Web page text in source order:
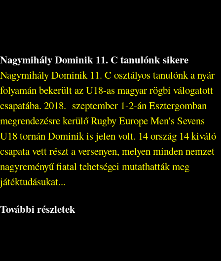
Nagymihály Dominik 11. C tanulónk sikere
Nagymihály Dominik 11. C osztályos tanulónk a nyár
folyamán bekerült az U18-as magyar rögbi válogatott
csapatába. 2018. szeptember 1-2-án Esztergomban
megrendezésre kerülő Rugby Europe Men's Sevens
U18 tornán Dominik is jelen volt. 14 ország 14 kiváló
csapata vett részt a versenyen, melyen minden nemzet
nagyreményű fiatal tehetségei mutathatták meg
játéktudásukat...
További részletek